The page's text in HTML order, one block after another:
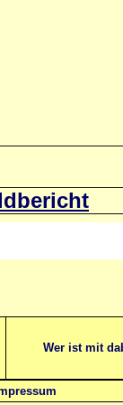
Wer ist mit